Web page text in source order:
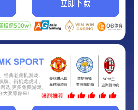
Guys!
将上线啦...